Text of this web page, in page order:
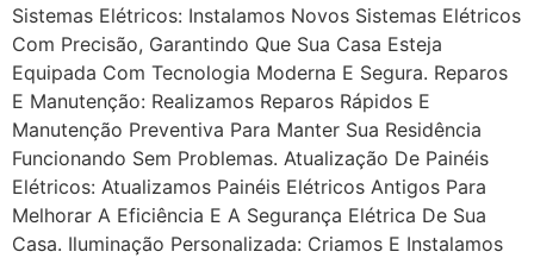
Sistemas Elétricos: Instalamos Novos Sistemas Elétricos
Com Precisão, Garantindo Que Sua Casa Esteja
Equipada Com Tecnologia Moderna E Segura. Reparos
E Manutenção: Realizamos Reparos Rápidos E
Manutenção Preventiva Para Manter Sua Residência
Funcionando Sem Problemas. Atualização De Painéis
Elétricos: Atualizamos Painéis Elétricos Antigos Para
Melhorar A Eficiência E A Segurança Elétrica De Sua
Casa. Iluminação Personalizada: Criamos E Instalamos